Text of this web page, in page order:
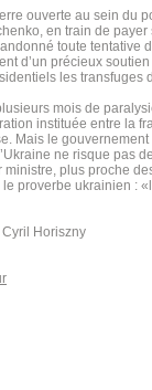
ouverte au sein du
en train de
toute tentative
d’un précieux
les transfuges
mois de
instituée entre la
Mais le
ne risque pas
ministre, plus proche
le proverbe ukrainien :
Horiszny